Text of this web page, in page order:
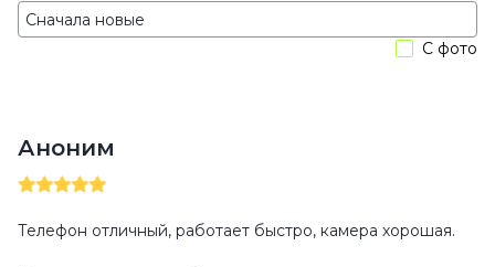
С фото
Аноним
Телефон отличный, работает быстро, камера хорошая.